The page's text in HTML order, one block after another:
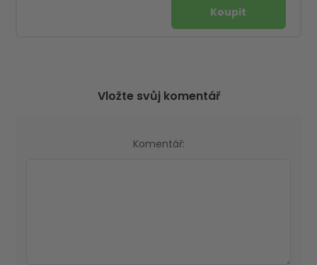
Vložte svůj komentář
Komentář: